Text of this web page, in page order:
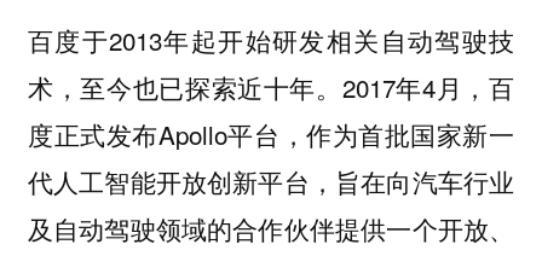
百度于2013年起开始研发相关自动驾驶技
术，至今也已探索近十年。2017年4月，百
度正式发布Apollo平台，作为首批国家新一
代人工智能开放创新平台，旨在向汽车行业
及自动驾驶领域的合作伙伴提供一个开放、